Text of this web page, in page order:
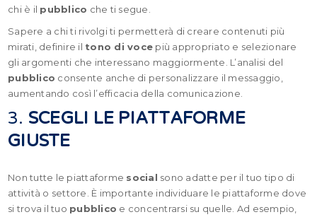
chi è il pubblico che ti segue.
Sapere a chi ti rivolgi ti permetterà di creare contenuti più
mirati, definire il tono di voce più appropriato e selezionare
gli argomenti che interessano maggiormente. L’analisi del
pubblico consente anche di personalizzare il messaggio,
aumentando così l’efficacia della comunicazione.
3. SCEGLI LE PIATTAFORME
GIUSTE
Non tutte le piattaforme social sono adatte per il tuo tipo di
attività o settore. È importante individuare le piattaforme dove
si trova il tuo pubblico e concentrarsi su quelle. Ad esempio,